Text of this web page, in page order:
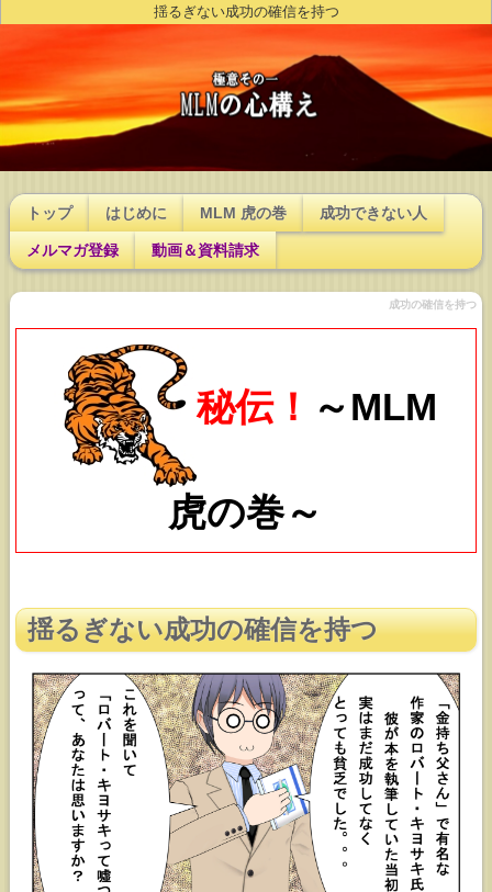
揺るぎない成功の確信を持つ
トップ はじめに MLM 虎の巻 成功できない人
メルマガ登録 動画＆資料請求
成功の確信を持つ
秘伝！ ～MLM
虎の巻～
揺るぎない成功の確信を持つ